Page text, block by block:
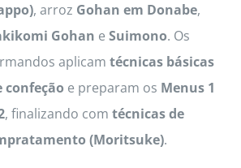
, arroz Gohan em Donabe,
Gohan e Suimono. Os
aplicam técnicas básicas
confeção e preparam os Menus 1
, finalizando com técnicas de
(Moritsuke).